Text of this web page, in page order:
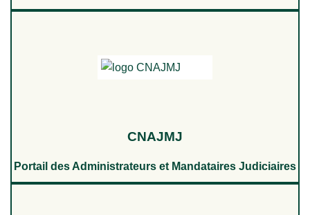
CNAJMJ
Portail des Administrateurs et Mandataires Judiciaires